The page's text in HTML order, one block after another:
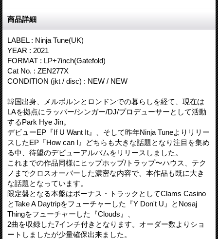
商品詳細
LABEL : Ninja Tune(UK)
YEAR : 2021
FORMAT : LP+7inch(Gatefold)
Cat No. : ZEN277X
CONDITION (jkt / disc) : NEW / NEW
韓国出身、メルボルンとロンドンでの暮らしを経て、現在は
LAを拠点にラッパー/シンガー/DJ/プロデューサーとして活動
するPark Hye Jin。
デビューEP『If U Want It』、そして昨年Ninja Tuneよりリリー
スしたEP『How can I』どちらも大きな話題となり注目を集め
る中、待望のデビューアルバムをリリースしました。
これまでの作品同様にヒップホップ/トラップ〜ハウス、テク
ノまでクロスオーバーした濃密な内容で、本作品も既に大き
な話題となっています。
限定盤となる本盤はボーナス・トラックとしてClams Casino
とTake A Daytripをフューチャーした『Y Don't U』とNosaj
Thingをフューチャーした『Clouds』、
2曲を収録した7インチ付きとなります。オーダー数よりショ
ートしましたが少量確保出来ました。